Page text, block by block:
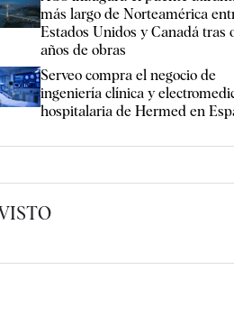
más largo de Norteamérica
Estados Unidos y Canadá tras
años de obras
Serveo compra el negocio de
ingeniería clínica y
hospitalaria de Hermed en